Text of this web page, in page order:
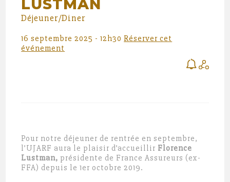
LUSTMAN
Déjeuner/Diner
16 septembre 2025 - 12h30 Réserver cet
événement
Pour notre déjeuner de rentrée en septembre,
l’UJARF aura le plaisir d’accueillir Florence
Lustman, présidente de France Assureurs (ex-
FFA) depuis le 1er octobre 2019.